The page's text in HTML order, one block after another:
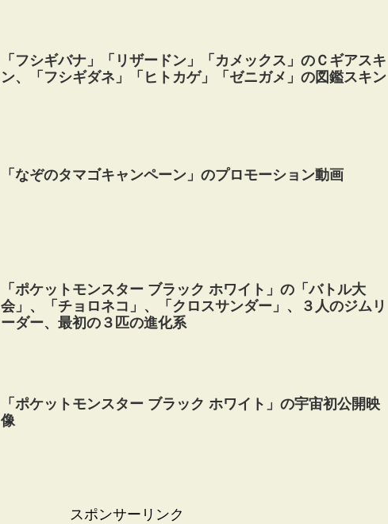
「フシギバナ」「リザードン」「カメックス」のＣギアスキ
ン、「フシギダネ」「ヒトカゲ」「ゼニガメ」の図鑑スキン
「なぞのタマゴキャンペーン」のプロモーション動画
「ポケットモンスター ブラック ホワイト」の「バトル大
会」、「チョロネコ」、「クロスサンダー」、３人のジムリ
ーダー、最初の３匹の進化系
「ポケットモンスター ブラック ホワイト」の宇宙初公開映
像
スポンサーリンク